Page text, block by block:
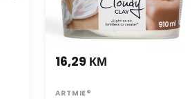
16,29 КМ
ARTMIE®